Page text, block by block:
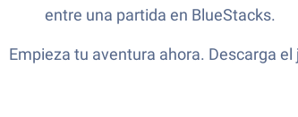
entre una partida en BlueStacks.
Empieza tu aventura ahora. Descarga